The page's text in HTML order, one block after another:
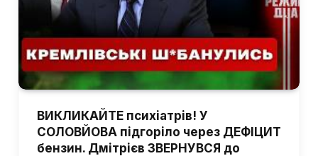
ВИКЛИКАЙТЕ психіатрів! У
СОЛОВЙОВА підгоріло через ДЕФІЦИТ
бензин. Дмітрієв ЗВЕРНУВСЯ до